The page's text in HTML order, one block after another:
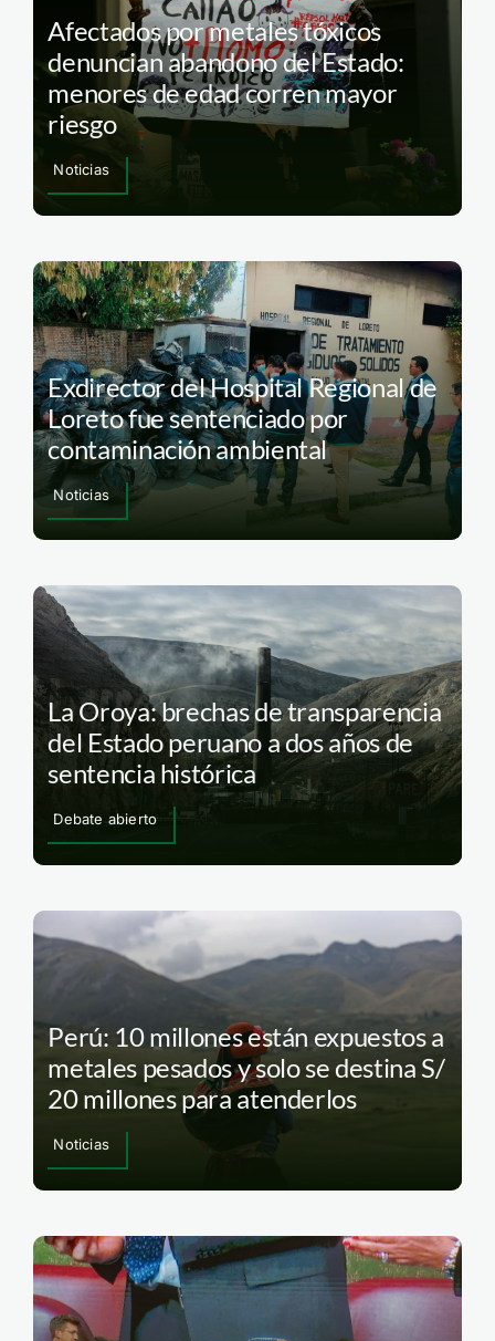
Afectados por metales tóxicos
denuncian abandono del Estado:
menores de edad corren mayor
riesgo
Noticias
Exdirector del Hospital Regional de
Loreto fue sentenciado por
contaminación ambiental
Noticias
La Oroya: brechas de transparencia
del Estado peruano a dos años de
sentencia histórica
Debate abierto
Perú: 10 millones están expuestos a
metales pesados y solo se destina S/
20 millones para atenderlos
Noticias